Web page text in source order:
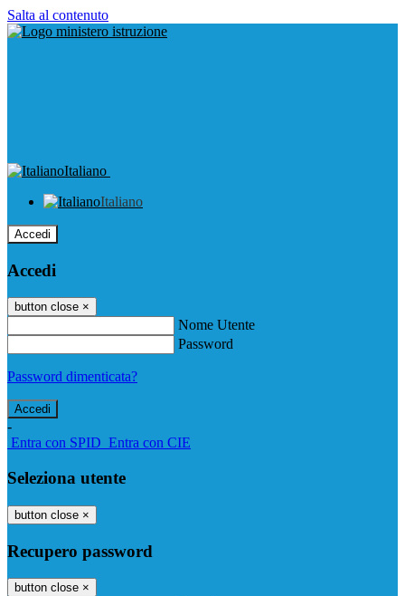
Salta al contenuto
Italiano
Italiano
Accedi
Accedi
button close ×
Nome Utente
Password
Password dimenticata?
-
Entra con SPID Entra con CIE
Seleziona utente
button close ×
Recupero password
button close ×